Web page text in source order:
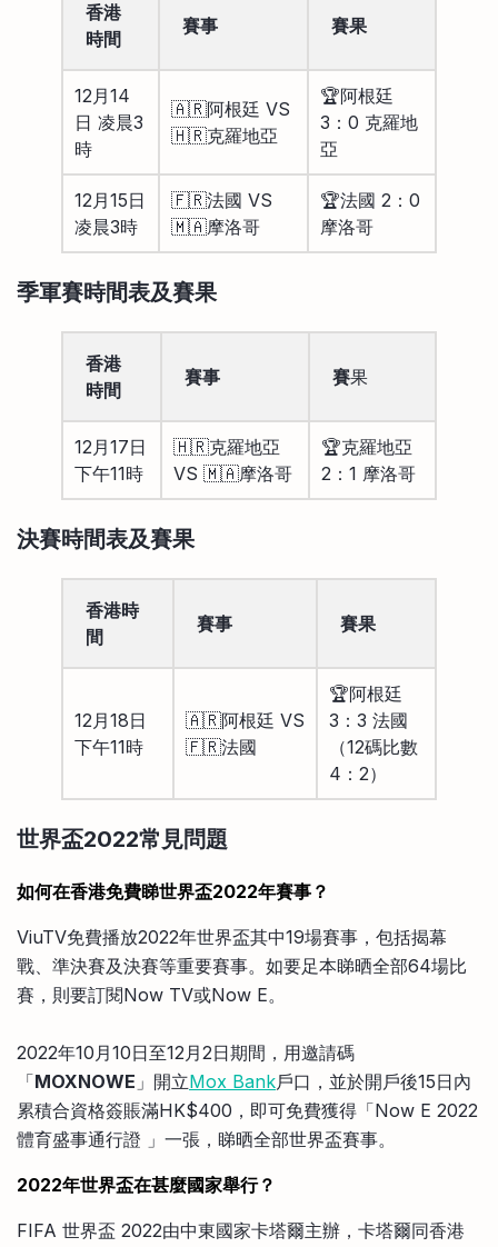
香港
時間
賽事 賽果
12月14
日 凌晨3
時
🇦🇷阿根廷 VS
🇭🇷克羅地亞
🏆阿根廷
3：0 克羅地
亞
12月15日
凌晨3時
🇫🇷法國 VS
🇲🇦摩洛哥
🏆法國 2：0
摩洛哥
季軍賽時間表及賽果
香港
時間
賽事 賽果
12月17日
下午11時
🇭🇷克羅地亞
VS 🇲🇦摩洛哥
🏆克羅地亞
2：1 摩洛哥
決賽時間表及賽果
香港時
間
賽事 賽果
12月18日
下午11時
🇦🇷阿根廷 VS
🇫🇷法國
🏆阿根廷
3：3 法國
（12碼比數
4：2）
世界盃2022常見問題
如何在香港免費睇世界盃2022年賽事？
ViuTV免費播放2022年世界盃其中19場賽事，包括揭幕
戰、準決賽及決賽等重要賽事。如要足本睇晒全部64場比
賽，則要訂閱Now TV或Now E。
2022年10月10日至12月2日期間，用邀請碼
「MOXNOWE 」開立Mox Bank戶口，並於開戶後15日內
累積合資格簽賬滿HK$400，即可免費獲得「Now E 2022
體育盛事通行證 」一張，睇晒全部世界盃賽事。
2022年世界盃在甚麼國家舉行？
FIFA 世界盃 2022由中東國家卡塔爾主辦，卡塔爾同香港